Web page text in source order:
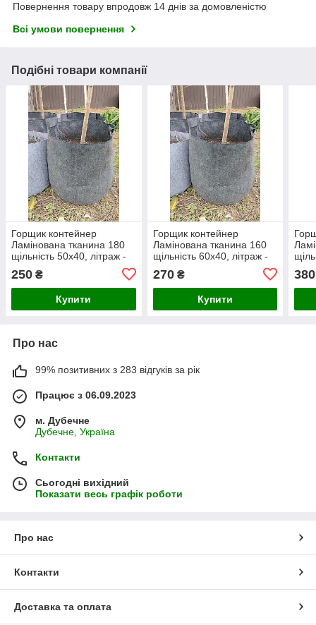
Повернення товару впродовж 14 днів за домовленістю
Всі умови повернення
Подібні товари компанії
Горщик контейнер
Ламінована тканина 180
щільність 50x40, літраж -
250 ₴
Купити
Горщик контейнер
Ламінована тканина 160
щільність 60x40, літраж -
270₴
Купити
380
Про нас
99% позитивних з 283 відгуків за рік
Працює з 06.09.2023
м. Дубечне
Дубечне, Україна
Контакти
Сьогодні вихідний
Показати весь графік роботи
Про нас
Контакти
Доставка та оплата